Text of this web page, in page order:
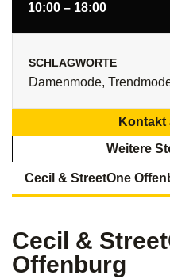
Cecil & StreetOne
Cecil &
Offenburg
10:00 – 18:00
SCHLAGWORTE
Damenmode,
Kontakt
Weitere